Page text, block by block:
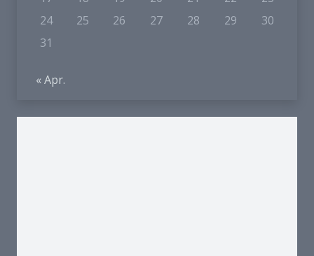
24
25 26 27 28 29
30
31
« Apr.